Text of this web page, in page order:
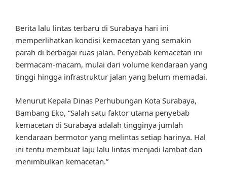
Berita lalu lintas terbaru di Surabaya hari ini
memperlihatkan kondisi kemacetan yang semakin
parah di berbagai ruas jalan. Penyebab kemacetan ini
bermacam-macam, mulai dari volume kendaraan yang
tinggi hingga infrastruktur jalan yang belum memadai.
Menurut Kepala Dinas Perhubungan Kota Surabaya,
Bambang Eko, “Salah satu faktor utama penyebab
kemacetan di Surabaya adalah tingginya jumlah
kendaraan bermotor yang melintas setiap harinya. Hal
ini tentu membuat laju lalu lintas menjadi lambat dan
menimbulkan kemacetan.”